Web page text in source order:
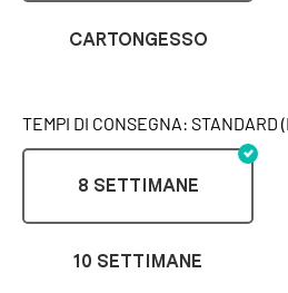
CARTONGESSO
TEMPI DI CONSEGNA: STANDARD
8 SETTIMANE
10 SETTIMANE